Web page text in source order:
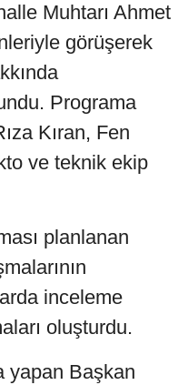
Muhtarı Ahmet
görüşerek
Programa
Kıran, Fen
ve teknik ekip
planlanan
inceleme
oluşturdu.
yapan Başkan